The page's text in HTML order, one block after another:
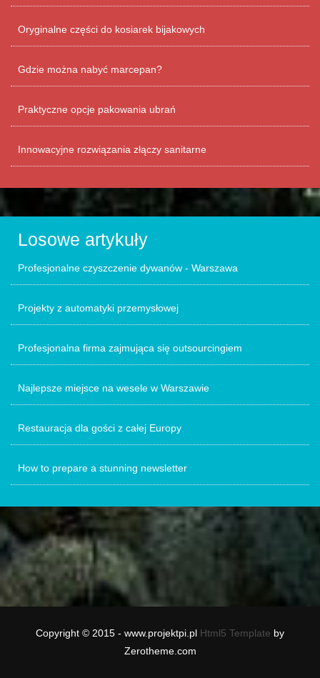
Oryginalne części do kosiarek bijakowych
Gdzie można nabyć marcepan?
Praktyczne opcje pakowania ubrań
Innowacyjne rozwiązania złączy sanitarne
Losowe artykuły
Profesjonalne czyszczenie dywanów - Warszawa
Projekty z automatyki przemysłowej
Profesjonalna firma zajmująca się outsourcingiem
Najlepsze miejsce na wesele w Warszawie
Restauracja dla gości z całej Europy
How to prepare a stunning newsletter
Copyright © 2015 - www.projektpi.pl Html5 Template by
Zerotheme.com